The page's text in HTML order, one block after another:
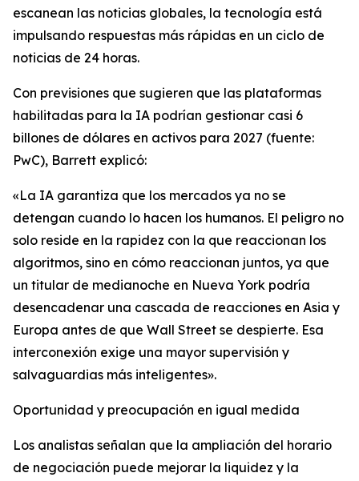
escanean las noticias globales, la tecnología está
impulsando respuestas más rápidas en un ciclo de
noticias de 24 horas.
Con previsiones que sugieren que las plataformas
habilitadas para la IA podrían gestionar casi 6
billones de dólares en activos para 2027 (fuente:
PwC), Barrett explicó:
«La IA garantiza que los mercados ya no se
detengan cuando lo hacen los humanos. El peligro no
solo reside en la rapidez con la que reaccionan los
algoritmos, sino en cómo reaccionan juntos, ya que
un titular de medianoche en Nueva York podría
desencadenar una cascada de reacciones en Asia y
Europa antes de que Wall Street se despierte. Esa
interconexión exige una mayor supervisión y
salvaguardias más inteligentes».
Oportunidad y preocupación en igual medida
Los analistas señalan que la ampliación del horario
de negociación puede mejorar la liquidez y la